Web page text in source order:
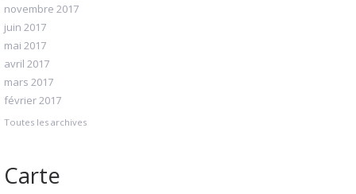
novembre 2017
juin 2017
mai 2017
avril 2017
mars 2017
février 2017
Toutes les archives
Carte